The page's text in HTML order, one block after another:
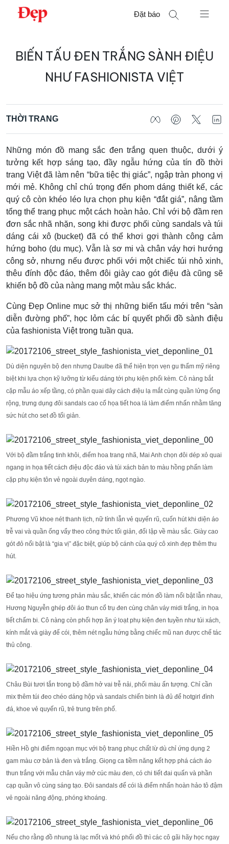
Chuyển
Đặt báo
kiếm
BIẾN TẤU ĐEN TRẮNG SÀNH ĐIỆU
NHƯ FASHIONISTA VIỆT
THỜI TRANG
Những món đồ mang sắc đen trắng quen thuộc, dưới ý
tưởng kết hợp sáng tạo, đầy ngẫu hứng của tín đồ thời
trang Việt đã làm nên “bữa tiệc thị giác”, ngập tràn phong vị
mới mẻ. Không chỉ chú trọng đến phom dáng thiết kế, các
quý cô còn khéo léo lựa chọn phụ kiện “đắt giá”, nâng tầm
tổng thể trang phục một cách hoàn hảo. Chỉ với bộ đầm ren
đơn sắc nhã nhặn, song khi được phối cùng sandals và túi
dáng cái xô (bucket) đã có thể khơi gợi thành công cảm
hứng boho (du mục). Vẫn là sơ mi và chân váy hơi hướng
công sở, nhưng nếu được phối với một chiếc túi nhỏ xinh,
thêu đính độc đáo, thêm đôi giày cao gót điệu đà cũng sẽ
khiến bộ đồ của nàng mang một màu sắc khác.
Cùng Đẹp Online mục sở thị những biến tấu mới trên “sàn
diễn đường phố”, học lỏm các bí quyết phối đồ sành điệu
của fashionista Việt trong tuần qua.
Dù diện nguyên bộ đen nhưng Daulbe đã thể hiện trọn vẹn gu thẩm mỹ riêng
biệt khi lựa chọn kỹ lưỡng từ kiểu dáng tới phụ kiện phối kèm. Cô nàng bắt
cặp mẫu áo xếp tầng, có phần quai dây cách điệu lạ mắt cùng quần lửng ống
rộng, trưng dụng đôi sandals cao cổ họa tiết hoa lá làm điểm nhấn nhằm tăng
sức hút cho set đồ tối giản.
Với bộ đầm trắng tinh khôi, điểm hoa trang nhã, Mai Anh chọn đôi dép xỏ quai
ngang in họa tiết cách điệu độc đáo và túi xách bản to màu hồng phấn làm
cặp phụ kiện tôn vẻ ngoài duyên dáng, ngọt ngào.
Phương Vũ khoe nét thanh lịch, nữ tính lẫn vẻ quyến rũ, cuốn hút khi diện áo
trễ vai và quần ống vẩy theo công thức tối giản, đối lập về màu sắc. Giày cao
gót đỏ nổi bật là “gia vị” đặc biệt, giúp bộ cánh của quý cô xinh đẹp thêm thu
hút.
Để tạo hiệu ứng tương phản màu sắc, khiến các món đồ làm nổi bật lẫn nhau,
Hương Nguyễn ghép đôi áo thun cổ trụ đen cùng chân váy midi trắng, in họa
tiết chấm bi. Cô nàng còn phối hợp ăn ý loạt phụ kiện đen tuyền như túi xách,
kính mắt và giày đế cói, thêm nét ngẫu hứng bằng chiếc mũ nan được chế tác
thủ công.
Châu Bùi tươi tắn trong bộ đầm hở vai trễ nải, phối màu ấn tượng. Chỉ cần
mix thêm túi đeo chéo dáng hộp và sandals chiến binh là đủ để hotgirl đình
đá, khoe vẻ quyến rũ, trẻ trung trên phố.
Hiền Hồ ghi điểm ngoạn mục với bộ trang phục chất lừ dù chỉ ứng dụng 2
gam màu cơ bản là đen và trắng. Giọng ca tiềm năng kết hợp phá cách áo
thun trắng với mẫu chân váy mở cúc màu đen, có chi tiết đai quấn và phần
cạp quần vô cùng sáng tạo. Đôi sandals đế cói là điểm nhấn hoàn hảo tô đậm
vẻ ngoài năng động, phóng khoáng.
Nếu cho rằng đồ nhung là lạc mốt và khó phối đồ thì các cô gãi hãy học ngay